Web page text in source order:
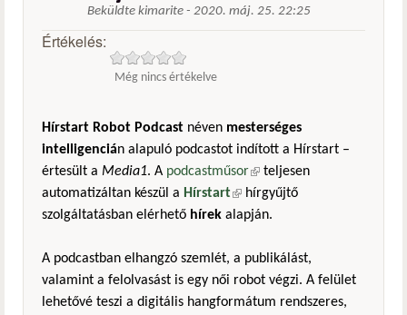
Beküldte kimarite - 2020. máj. 25. 22:25
Értékelés:
Még nincs értékelve
Hírstart Robot Podcast néven mesterséges
intelligencián alapuló podcastot indított a Hírstart –
értesült a Media1. A podcastműsor(külső hivatkozás)
teljesen
automatizáltan készül a Hírstart(külső hivatkozás)
hírgyűjtő
szolgáltatásban elérhető hírek alapján.
A podcastban elhangzó szemlét, a publikálást,
valamint a felolvasást is egy női robot végzi. A felület
lehetővé teszi a digitális hangformátum rendszeres,